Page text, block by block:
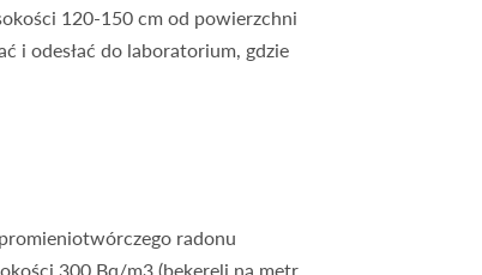
120-150 cm od powierzchni
i odesłać do laboratorium, gdzie
radonu